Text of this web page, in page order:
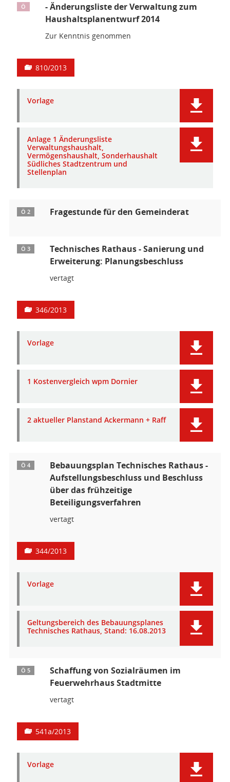
Ö
- Änderungsliste der Verwaltung zum
Haushaltsplanentwurf 2014
Zur Kenntnis genommen
810/2013
Vorlage
Anlage 1 Änderungsliste
Verwaltungshaushalt,
Vermögenshaushalt, Sonderhaushalt
Südliches Stadtzentrum und
Stellenplan
Ö 2 Fragestunde für den Gemeinderat
Ö 3
Technisches Rathaus - Sanierung und
Erweiterung: Planungsbeschluss
vertagt
346/2013
Vorlage
1 Kostenvergleich wpm Dornier
2 aktueller Planstand Ackermann + Raff
Ö 4
Bebauungsplan Technisches Rathaus -
Aufstellungsbeschluss und Beschluss
über das frühzeitige
Beteiligungsverfahren
vertagt
344/2013
Vorlage
Geltungsbereich des Bebauungsplanes
Technisches Rathaus, Stand: 16.08.2013
Ö 5
Schaffung von Sozialräumen im
Feuerwehrhaus Stadtmitte
vertagt
541a/2013
Vorlage